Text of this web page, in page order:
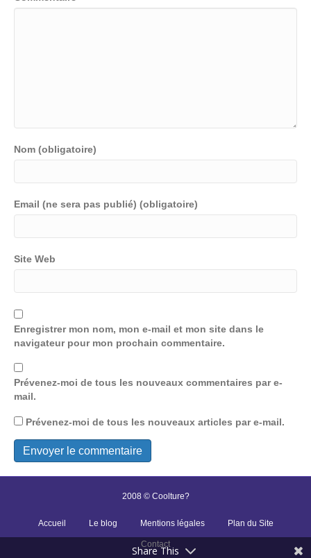
Nom (obligatoire)
Email (ne sera pas publié) (obligatoire)
Site Web
Enregistrer mon nom, mon e-mail et mon site dans le
navigateur pour mon prochain commentaire.
Prévenez-moi de tous les nouveaux commentaires par e-
mail.
Prévenez-moi de tous les nouveaux articles par e-mail.
2008 © Coolture?
Accueil Le blog Mentions légales Plan du Site
Contact
Share This